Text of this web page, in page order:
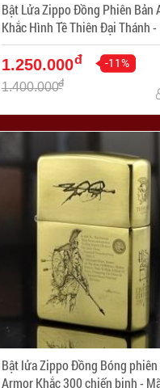
Bật Lửa Zippo Đồng Phiên Bản
Khắc Hình Tề Thiên Đại Thánh - Mã
SP: ZPC1707-169
1.250.000đ -11%
1.400.000đ
Bật lửa Zippo Đồng Bóng phiên
Armor Khắc 300 chiến binh - Mã SP: